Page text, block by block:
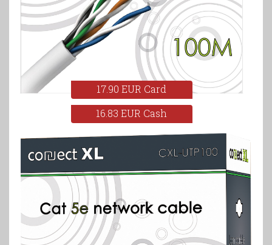
17.90 EUR Card
16.83 EUR Cash